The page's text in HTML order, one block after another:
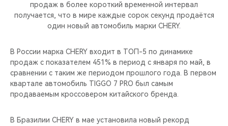
НОВИНКИ
БЛАГОТВОРИТЕЛЬНОСТЬ
CHERY REMOTE
CHERY И СПОРТ
продаж в более короткий временной интервал
получается, что в мире каждые сорок секунд продаётся
один новый автомобиль марки CHERY.
В России марка CHERY входит в ТОП-5 по динамике
продаж с показателем 451% в период с января по май, в
сравнении с таким же периодом прошлого года. В первом
квартале автомобиль TIGGO 7 PRO был самым
продаваемым кроссовером китайского бренда.
В Бразилии CHERY в мае установила новый рекорд